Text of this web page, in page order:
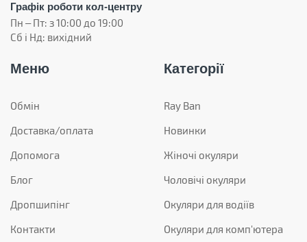
Графік роботи кол-центру
Пн – Пт: з 10:00 до 19:00
Сб і Нд: вихідний
Меню
Обмін
Доставка/оплата
Допомога
Блог
Дропшипінг
Контакти
Категорії
Ray Ban
Новинки
Жіночі окуляри
Чоловічі окуляри
Окуляри для водіїв
Окуляри для комп'ютера